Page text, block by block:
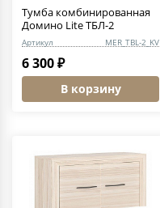
Тумба комбинированная
Домино Lite ТБЛ-2
Артикул MER_TBL-2_KV
6 300 ₽
В корзину